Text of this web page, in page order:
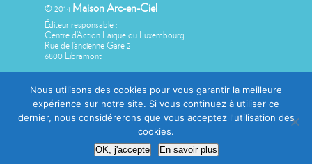
© 2014 Maison Arc-en-Ciel
Éditeur responsable :
Centre d’Action Laïque du Luxembourg
Rue de l’ancienne Gare 2
6800 Libramont
Avec le soutien de
Nous utilisons des cookies pour vous garantir la meilleure
expérience sur notre site. Si vous continuez à utiliser ce
dernier, nous considérerons que vous acceptez l'utilisation des
cookies.
OK, j'accepte En savoir plus